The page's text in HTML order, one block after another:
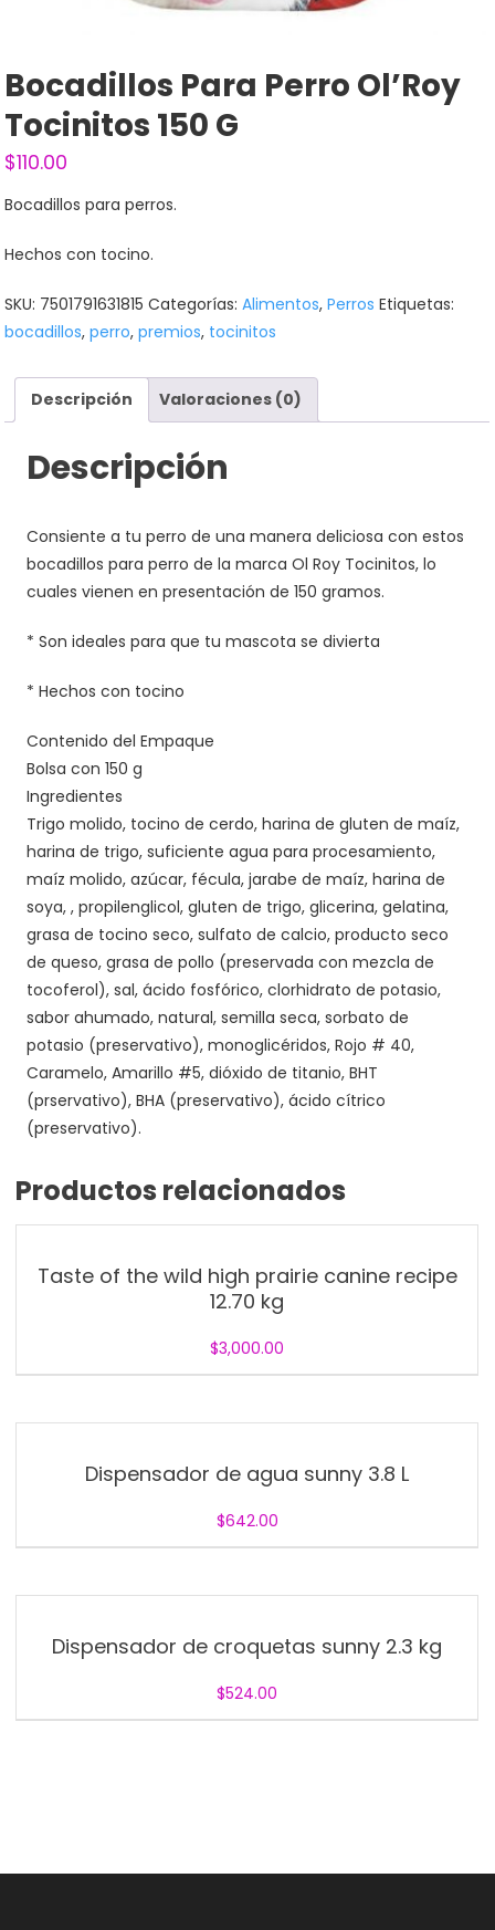
Bocadillos Para Perro Ol’Roy
Tocinitos 150 G
$110.00
Bocadillos para perros.
Hechos con tocino.
SKU: 7501791631815 Categorías:Alimentos,Perros Etiquetas:
bocadillos,perro,premios, tocinitos
Descripción Valoraciones (0)
Descripción
Consiente a tu perro de una manera deliciosa con estos
bocadillos para perro de la marca Ol Roy Tocinitos, lo
cuales vienen en presentación de 150 gramos.
* Son ideales para que tu mascota se divierta
* Hechos con tocino
Contenido del Empaque
Bolsa con 150 g
Ingredientes
Trigo molido, tocino de cerdo, harina de gluten de maíz,
harina de trigo, suficiente agua para procesamiento,
maíz molido, azúcar, fécula, jarabe de maíz, harina de
soya, , propilenglicol, gluten de trigo, glicerina, gelatina,
grasa de tocino seco, sulfato de calcio, producto seco
de queso, grasa de pollo (preservada con mezcla de
tocoferol), sal, ácido fosfórico, clorhidrato de potasio,
sabor ahumado, natural, semilla seca, sorbato de
potasio (preservativo), monoglicéridos, Rojo # 40,
Caramelo, Amarillo #5, dióxido de titanio, BHT
(prservativo), BHA (preservativo), ácido cítrico
(preservativo).
Productos relacionados
Taste of the wild high prairie canine recipe
12.70 kg
$3,000.00
Dispensador de agua sunny 3.8 L
$642.00
Dispensador de croquetas sunny 2.3 kg
$524.00